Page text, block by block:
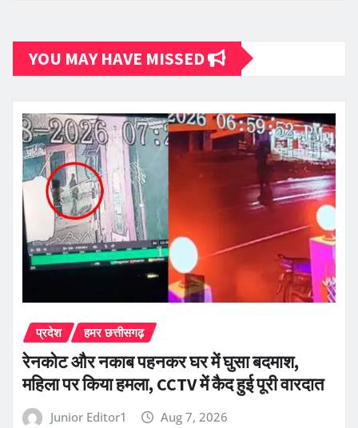
YOU MAY HAVE MISSED
प्रदेश हमर छत्तीसगढ़
रेनकोट और नकाब पहनकर घर में घुसा बदमाश,
महिला पर किया हमला, CCTV में कैद हुई पूरी वारदात
Junior Editor1 Aug 7, 2026